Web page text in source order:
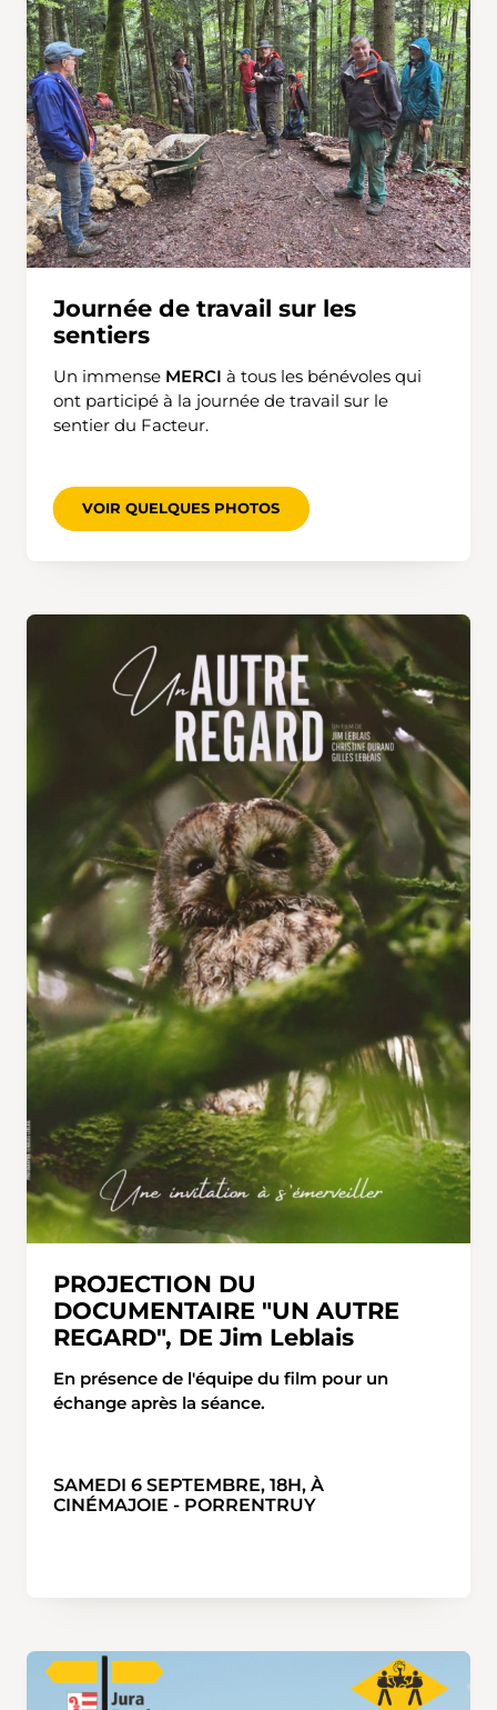
Journée de travail sur les
sentiers
Un immense MERCI à tous les bénévoles qui
ont participé à la journée de travail sur le
sentier du Facteur.
VOIR QUELQUES PHOTOS
PROJECTION DU
DOCUMENTAIRE "UN AUTRE
REGARD", DE Jim Leblais
En présence de l'équipe du film pour un
échange après la séance.
SAMEDI 6 SEPTEMBRE, 18H, À
CINÉMAJOIE - PORRENTRUY